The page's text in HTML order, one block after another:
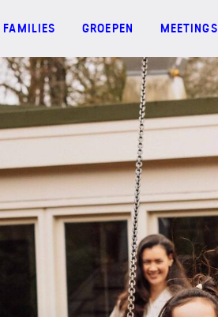
FAMILIES GROEPEN MEETINGS